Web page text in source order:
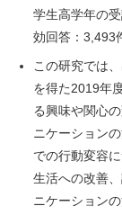
学生高学年の
効回答：3,493
この研究では
を得た2019年
る興味や関心
ニケーション
での行動変容
生活への改善
ニケーション